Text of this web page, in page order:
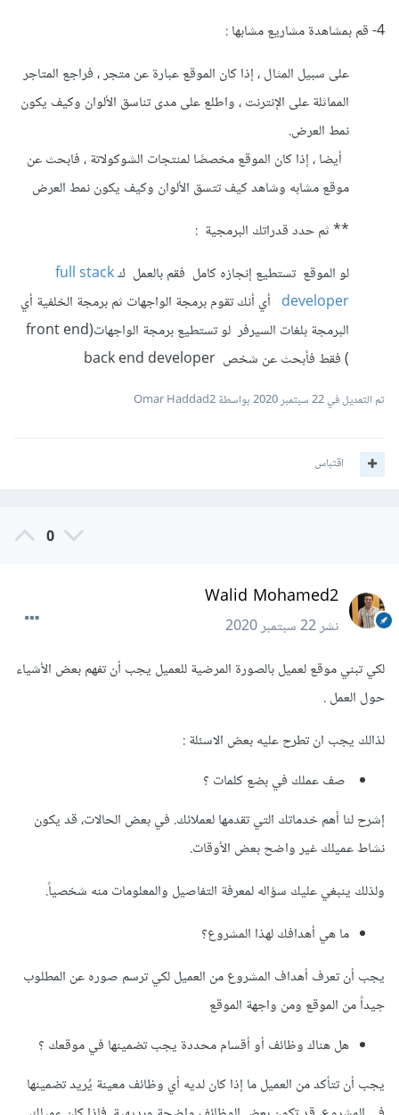
4- قم بمشاهدة مشاريع مشابها :
على سبيل المثال ، إذا كان الموقع عبارة عن متجر ، فراجع المتاجر
المماثلة على الإنترنت ، واطلع على مدى تناسق الألوان وكيف يكون
نمط العرض.
أيضا ، إذا كان الموقع مخصصًا لمنتجات الشوكولاتة ، فابحث عن
موقع مشابه وشاهد كيف تتسق الألوان وكيف يكون نمط العرض
** ثم حدد قدراتك البرمجية :
لو الموقع تستطيع إنجازه كامل فقم بالعمل كfull stack
developerأي أنك تقوم برمجة الواجهات ثم برمجة الخلفية أي
البرمجة بلغات السيرفر لو تستطيع برمجة الواجهات(front end
) فقط فأبحث عن شخص back end developer
تم التعديل في22 سبتمبر 2020 بواسطة Omar Haddad2
اقتباس
0
Walid Mohamed2
نشر22 سبتمبر 2020
لكي تبني موقع لعميل بالصورة المرضية للعميل يجب أن تفهم بعض الأشياء
حول العمل .
لذالك يجب ان تطرح عليه بعض الاسئلة :
صف عملك في بضع كلمات ؟
إشرح لنا أهم خدماتك التي تقدمها لعملائك. في بعض الحالات، قد يكون
نشاط عميلك غير واضح بعض الأوقات.
ولذلك ينبغي عليك سؤاله لمعرفة التفاصيل والمعلومات منه شخصياً.
ما هي أهدافك لهذا المشروع؟
يجب أن تعرف أهداف المشروع من العميل لكي ترسم صوره عن المطلوب
جيداً من الموقع ومن واجهة الموقع
هل هناك وظائف أو أقسام محددة يجب تضمينها في موقعك ؟
يجب أن تتأكد من العميل ما إذا كان لديه أي وظائف معينة يُريد تضمينها